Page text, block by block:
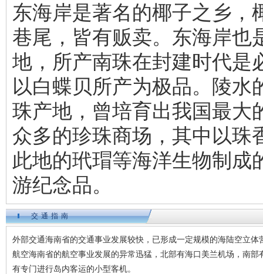
东海岸是著名的椰子之乡，
巷尾，皆有贩卖。东海岸也
地，所产南珠在封建时代是
以白蝶贝所产为极品。陵水
珠产地，曾培育出我国最大
众多的珍珠商场，其中以珠
此地的玳瑁等海洋生物制成
游纪念品。
交通指南
外部交通海南省的交通事业发展较快，已形成一定规模的海陆空立体
航空海南省的航空事业发展的异常迅猛，北部有海口美兰机场，南
有专门进行岛内客运的小型客机。